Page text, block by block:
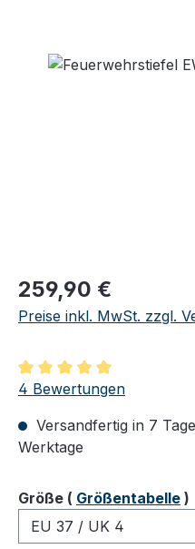
Regulärer Preis:
259,90 €
Preise inkl. MwSt. zzgl.
Durchschnittliche
4 Bewertungen
Versandfertig in 7
Werktage
Größeauswählen
( Größentabelle )